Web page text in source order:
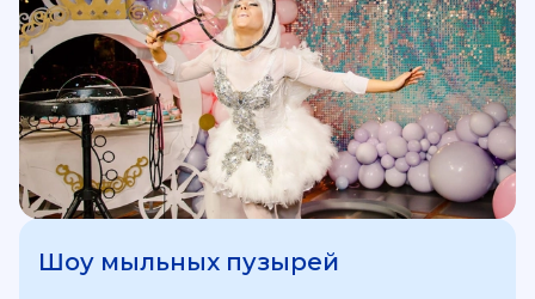
Шоу мыльных пузырей